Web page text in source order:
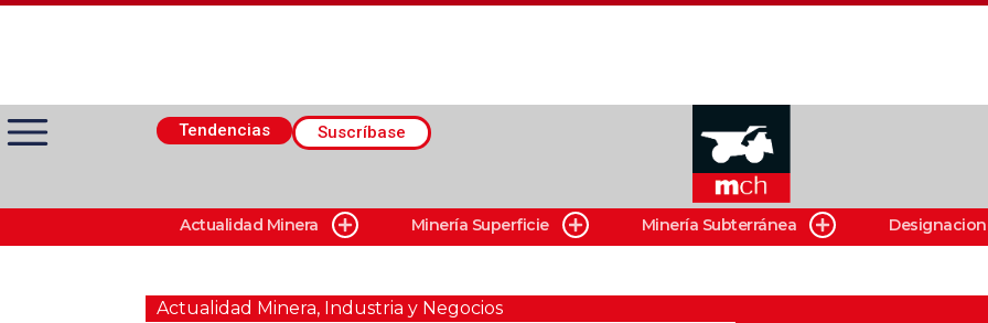
Tendencias Suscríbase
Actualidad Minera
Minería Superficie
Actualidad Minera Minería Superficie Minería Subterránea
Actualidad Minera, Industria y Negocios